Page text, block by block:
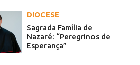
DIOCESE
Sagrada Família de
Nazaré: “Peregrinos de
Esperança”